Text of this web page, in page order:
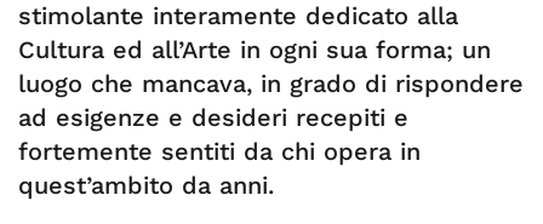
stimolante interamente dedicato alla
Cultura ed all’Arte in ogni sua forma; un
luogo che mancava, in grado di rispondere
ad esigenze e desideri recepiti e
fortemente sentiti da chi opera in
quest’ambito da anni.